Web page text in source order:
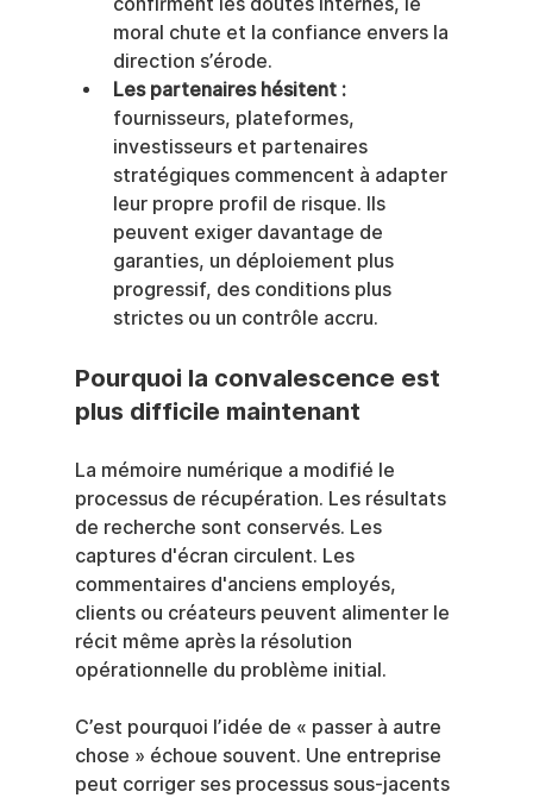
moral chute et la confiance envers la
direction s’érode.
Les partenaires hésitent :
fournisseurs, plateformes,
investisseurs et partenaires
stratégiques commencent à adapter
leur propre profil de risque. Ils
peuvent exiger davantage de
garanties, un déploiement plus
progressif, des conditions plus
strictes ou un contrôle accru.
Pourquoi la convalescence est
plus difficile maintenant
La mémoire numérique a modifié le
processus de récupération. Les résultats
de recherche sont conservés. Les
captures d'écran circulent. Les
commentaires d'anciens employés,
clients ou créateurs peuvent alimenter le
récit même après la résolution
opérationnelle du problème initial.
C’est pourquoi l’idée de « passer à autre
chose » échoue souvent. Une entreprise
peut corriger ses processus sous-jacents